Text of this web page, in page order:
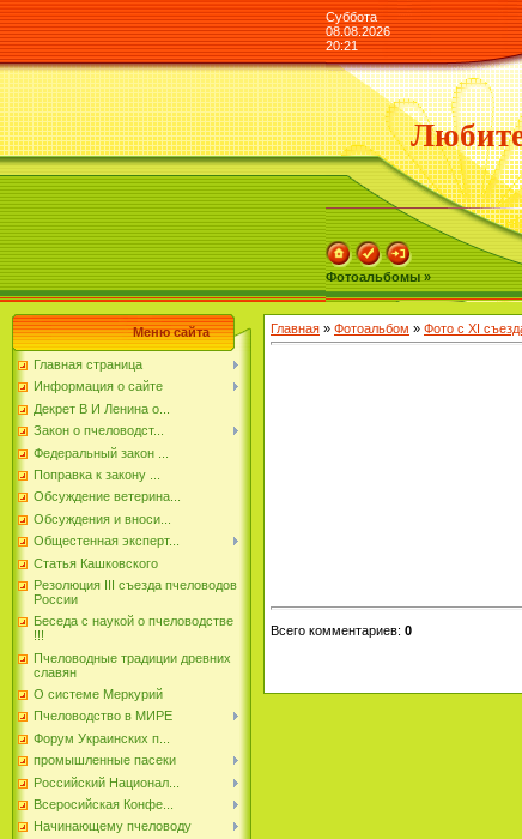
Суббота
08.08.2026
20:21
Фотоальбомы »
Меню сайта
Главная страница
Информация о сайте
Декрет В И Ленина о...
Закон о пчеловодст...
Федеральный закон ...
Поправка к закону ...
Обсуждение ветерина...
Обсуждения и вноси...
Общестенная эксперт...
Статья Кашковского
Резолюция III съезда пчеловодов
России
Беседа с наукой о пчеловодстве
!!!
Пчеловодные традиции древних
славян
О системе Меркурий
Пчеловодство в МИРЕ
Форум Украинских п...
промышленные пасеки
Российский Национал...
Всеросийская Конфе...
Начинающему пчеловоду
Главная » Фотоальбом » Фото с XI
Всего комментариев: 0